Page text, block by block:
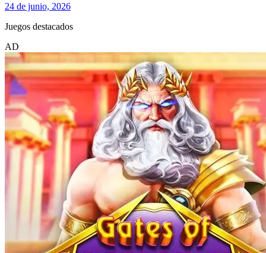
24 de junio, 2026
Juegos destacados
AD